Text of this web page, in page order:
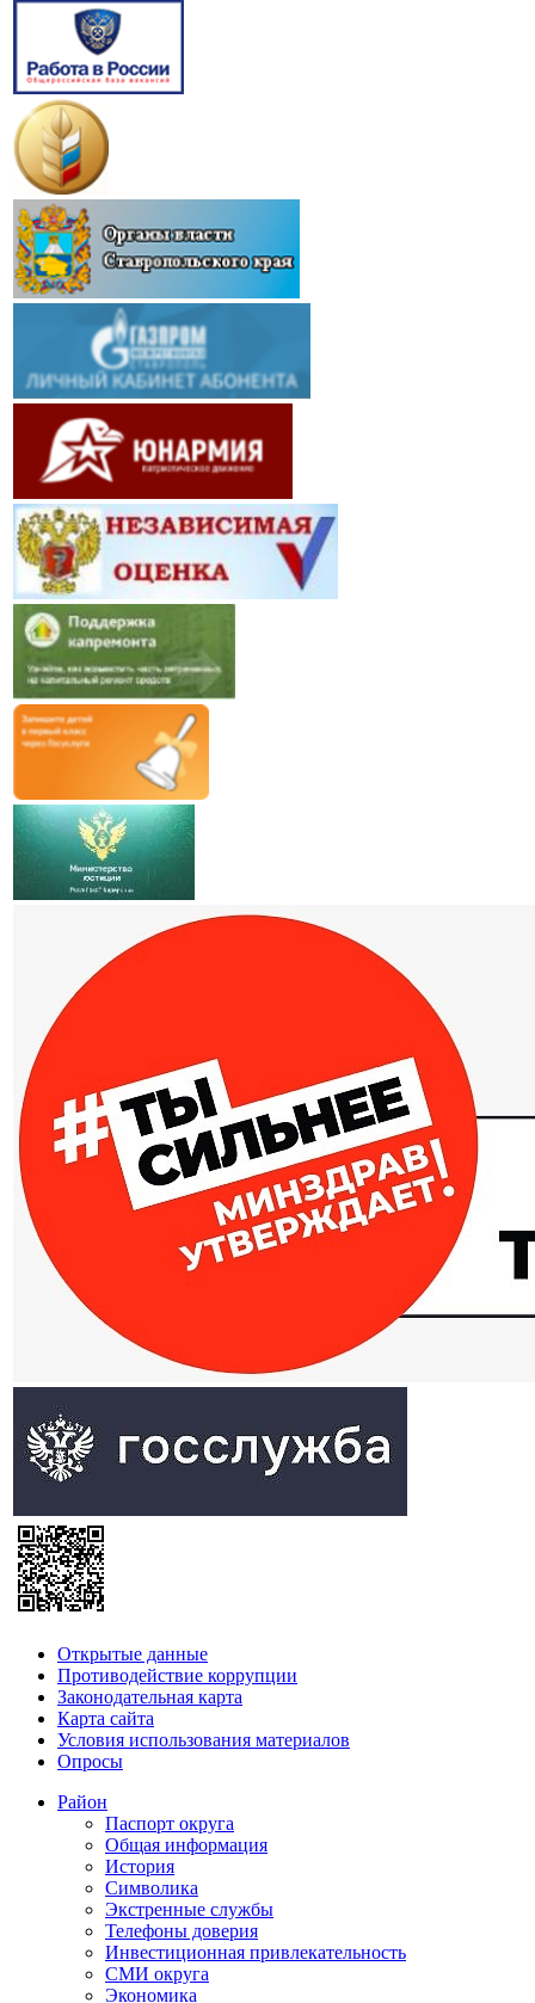
Открытые данные
Противодействие коррупции
Законодательная карта
Карта сайта
Условия использования материалов
Опросы
Район
Паспорт округа
Общая информация
История
Символика
Экстренные службы
Телефоны доверия
Инвестиционная привлекательность
СМИ округа
Экономика